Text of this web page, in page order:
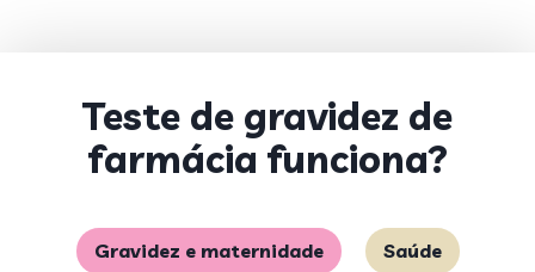
Teste de gravidez de
farmácia funciona?
Gravidez e maternidade Saúde